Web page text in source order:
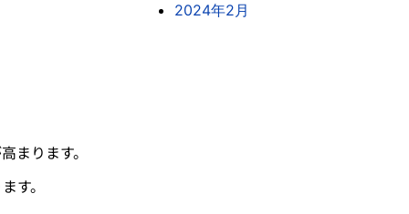
まります。
す。
2024年2月